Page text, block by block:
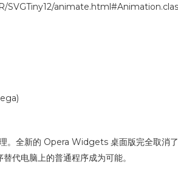
。全新的 Opera Widgets 桌面版完全取消
代电脑上的普通程序成为可能。